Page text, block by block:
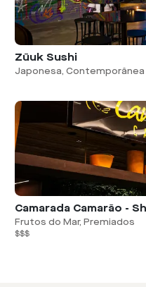
Zūuk Sushi
Japonesa, Contemporânea
Frutos do Mar, Premiados
$$$